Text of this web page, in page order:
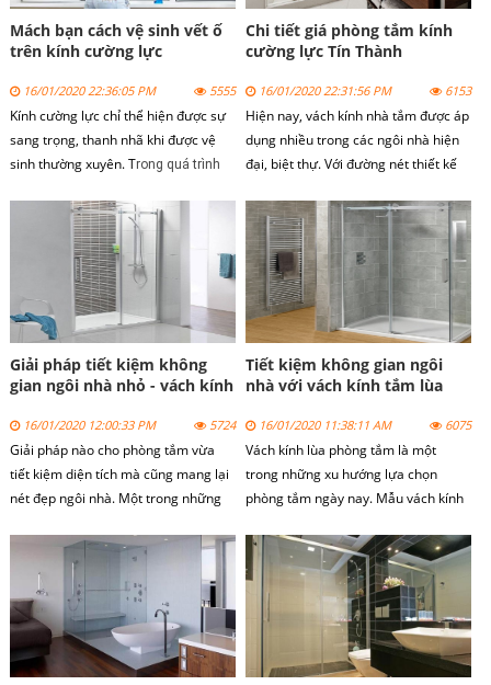
Mách bạn cách vệ sinh vết ố
trên kính cường lực
16/01/2020 22:36:05 PM 5555
Kính cường lực chỉ thể hiện được sự
sang trọng, thanh nhã khi được vệ
sinh thường xuyên. Trong quá trình
đề vệ sinh cho kính cũng rất quan
Chi tiết giá phòng tắm kính
cường lực Tín Thành
16/01/2020 22:31:56 PM 6153
Hiện nay, vách kính nhà tắmđược áp
dụng nhiều trong các ngôi nhà hiện
đại, biệt thự. Với đường nét thiết kế
mang lại những trải nghiệm thư giãn
khi sử vách kính phòng tắm.
Giải pháp tiết kiệm không
gian ngôi nhà nhỏ - vách kính
16/01/2020 12:00:33 PM 5724
Giải pháp nào cho phòng tắm vừa
tiết kiệm diện tích mà cũng mang lại
nét đẹp ngôi nhà. Một trong những
Tiết kiệm không gian ngôi
nhà với vách kính tắm lùa
16/01/2020 11:38:11 AM 6075
Vách kính lùa phòng tắm là một
trong những xu hướng lựa chọn
phòng tắm ngày nay. Mẫu vách kính
tiết kiệm không gian, diện tích ngôi
nhà.